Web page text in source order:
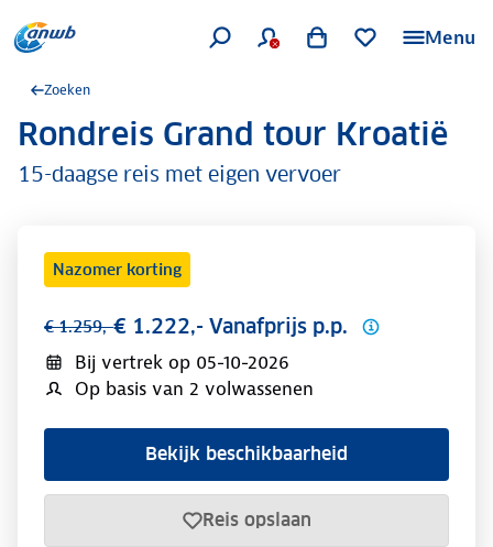
Menu
Zoeken
.Rondreis Grand tour Kroatië
15-daagse reis met eigen vervoer
Nazomer korting
€ 1.259,-€ 1.222,- Vanafprijs p.p.
Bij vertrek op 05-10-2026
Op basis van 2 volwassenen
Bekijk beschikbaarheid
Reis opslaan